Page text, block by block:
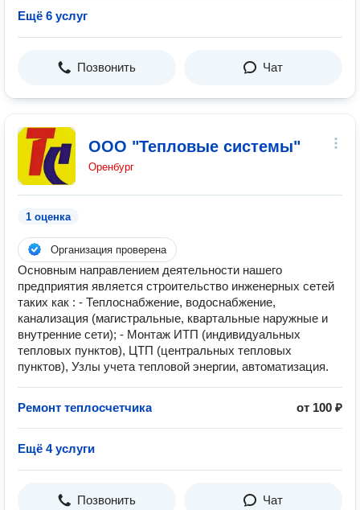
Ещё 6 услуг
Позвонить Чат
ООО "Тепловые системы"
Оренбург
1 оценка
Организация проверена
Основным направлением деятельности нашего
предприятия является строительство инженерных сетей
таких как : - Теплоснабжение, водоснабжение,
канализация (магистральные, квартальные наружные и
внутренние сети); - Монтаж ИТП (индивидуальных
тепловых пунктов), ЦТП (центральных тепловых
пунктов), Узлы учета тепловой энергии, автоматизация.
Ремонт теплосчетчика от 100 ₽
Ещё 4 услуги
Позвонить Чат